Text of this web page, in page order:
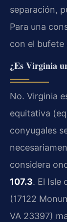
separación,
Para una
con el bufete
¿Es Virginia
No. Virginia
equitativa
conyugales
considera
107.3. El Isle
(17122
VA 23397)